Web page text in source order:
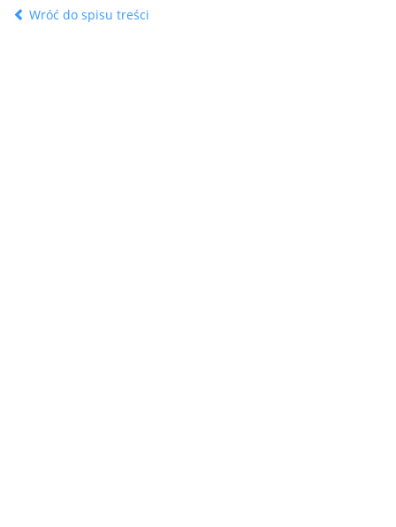
Wróć do spisu treści